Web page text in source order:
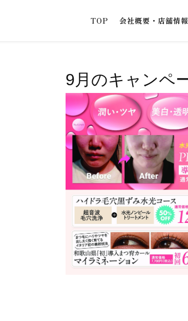
TOP 会社概要・店舗情報
9月のキャンペ